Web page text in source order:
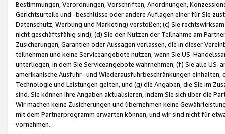
Bestimmungen, Verordnungen, Vorschriften, Anordnungen,
Gerichtsurteile und -beschlüsse oder andere Auflagen einer für Sie
Datenschutz, Werbung und Marketing) verstoßen; (c) Sie
nicht geschäftsfähig sind); (d) Sie den Nutzen der Teilnahme am
Zusicherungen, Garantien oder Aussagen verlassen, die in dieser
teilnehmen und keine Serviceangebote nutzen, wenn Sie US-
unterliegen, in dem Sie Serviceangebote wahrnehmen; (f) Sie alle
amerikanische Ausfuhr- und Wiederausfuhrbeschränkungen
Technologie und Leistungen gelten, und (g) die Angaben, die Sie im
sind. Sie können Ihre Angaben aktualisieren, indem Sie sich über die
Wir machen keine Zusicherungen und übernehmen keine
mit dem Partnerprogramm erwarten können, und wir sind nicht für
vornehmen.